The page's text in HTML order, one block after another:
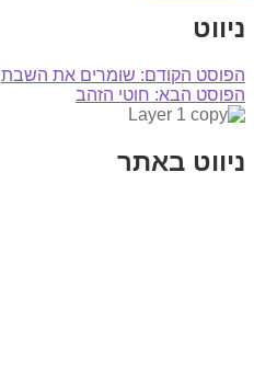
ניווט
הפוסט הקודם: שומרים את השבת
הפוסט הבא: חוטי הזהב
ניווט באתר